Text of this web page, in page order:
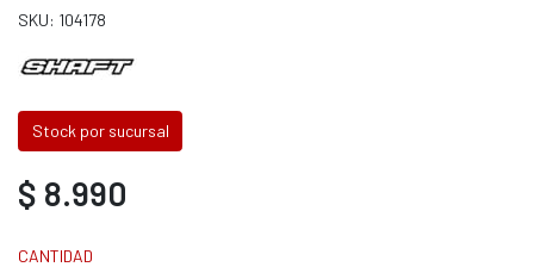
SKU: 104178
Stock por sucursal
$ 8.990
CANTIDAD